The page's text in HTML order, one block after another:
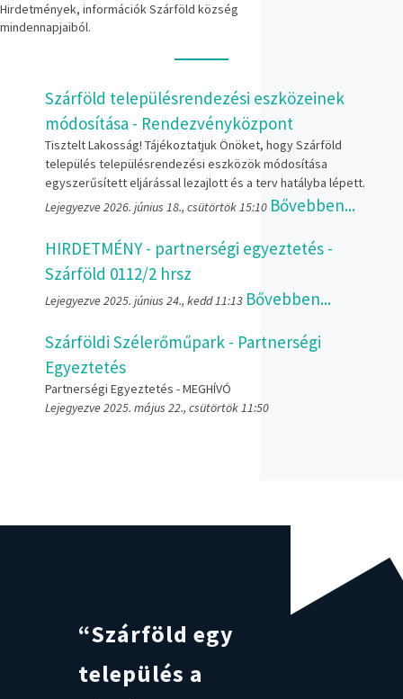
Hirdetmények, információk Szárföld község
mindennapjaiból.
Szárföld településrendezési eszközeinek
módosítása - Rendezvényközpont
Tisztelt Lakosság! Tájékoztatjuk Önöket, hogy Szárföld
település településrendezési eszközök módosítása
egyszerűsített eljárással lezajlott és a terv hatályba lépett.
Lejegyezve 2026. június 18., csütörtök 15:10 Bővebben...
HIRDETMÉNY - partnerségi egyeztetés -
Szárföld 0112/2 hrsz
Lejegyezve 2025. június 24., kedd 11:13 Bővebben...
Szárföldi Szélerőműpark - Partnerségi
Egyeztetés
Partnerségi Egyeztetés - MEGHÍVÓ
Lejegyezve 2025. május 22., csütörtök 11:50
“Szárföld egy
település a